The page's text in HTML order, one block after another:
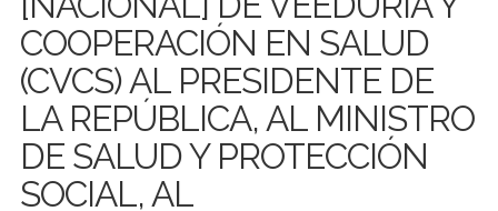
COOPERACIÓN EN SALUD
(CVCS) AL PRESIDENTE DE
LA REPÚBLICA, AL MINISTRO
DE SALUD Y PROTECCIÓN
SOCIAL, AL